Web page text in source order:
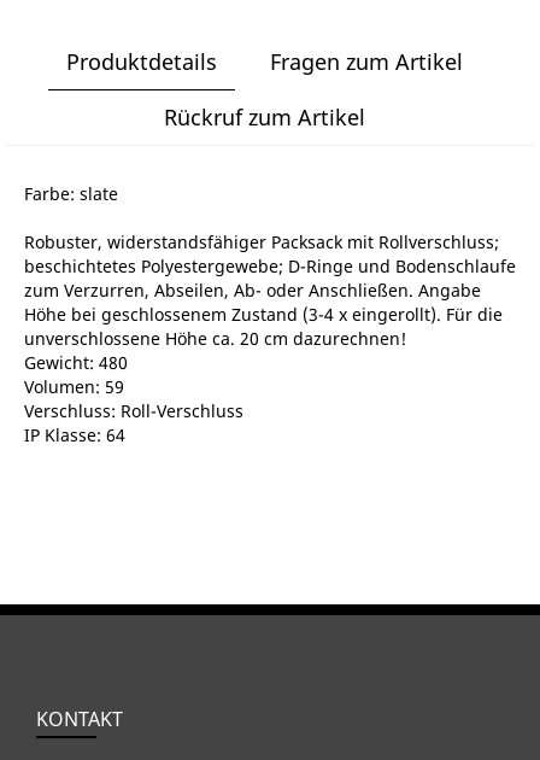
Produktdetails
Fragen zum Artikel
Rückruf zum Artikel
Farbe: slate
Robuster, widerstandsfähiger Packsack mit Rollverschluss;
beschichtetes Polyestergewebe; D-Ringe und Bodenschlaufe
zum Verzurren, Abseilen, Ab- oder Anschließen. Angabe
Höhe bei geschlossenem Zustand (3-4 x eingerollt). Für die
unverschlossene Höhe ca. 20 cm dazurechnen!
Gewicht: 480
Volumen: 59
Verschluss: Roll-Verschluss
IP Klasse: 64
KONTAKT